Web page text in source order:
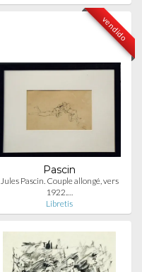
vendido
Pascin
Jules Pascin. Couple allongé, vers
1922.…
Libretis